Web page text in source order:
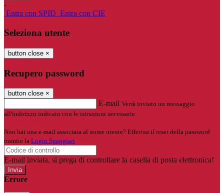
-
Entra con SPID Entra con CIE
Seleziona utente
button close ×
Recupero password
button close ×
E-mail Verrà inviato un messaggio
all'indirizzo indicato con le istruzioni necessarie.
Non hai una e-mail associata al nome utente? Effettua il reset della password
tramite la Login Spaggiari
E-mail inviata, si prega di controllare la casella di posta elettronica!
Errore